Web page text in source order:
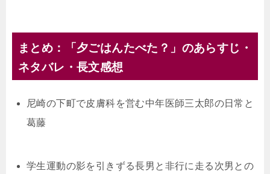
まとめ：「夕ごはんたべた？」のあらすじ・
ネタバレ・長文感想
尼崎の下町で皮膚科を営む中年医師三太郎の日常と
葛藤
学生運動の影を引きずる長男と非行に走る次男との